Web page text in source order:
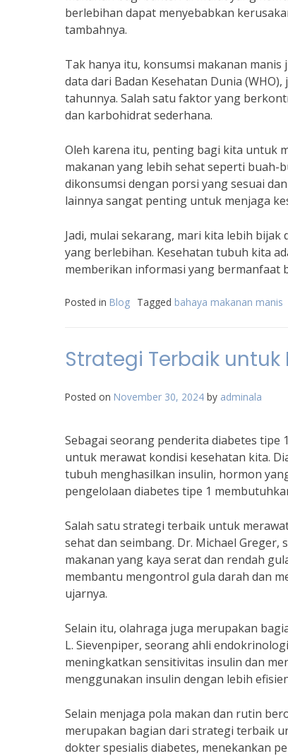
berlebihan dapat menyebabkan
tambahnya.
Tak hanya itu, konsumsi makanan
data dari Badan Kesehatan Dunia
tahunnya. Salah satu faktor yang
dan karbohidrat sederhana.
Oleh karena itu, penting bagi kita untuk
makanan yang lebih sehat seperti buah-
dikonsumsi dengan porsi yang sesuai
lainnya sangat penting untuk menjaga
Jadi, mulai sekarang, mari kita lebih
yang berlebihan. Kesehatan tubuh kita
memberikan informasi yang bermanfaat
Posted in Blog Tagged bahaya makanan manis
Strategi Terbaik untuk
Posted on November 30, 2024 by adminala
Sebagai seorang penderita diabetes
untuk merawat kondisi kesehatan kita.
tubuh menghasilkan insulin, hormon
pengelolaan diabetes tipe 1
Salah satu strategi terbaik untuk
sehat dan seimbang. Dr. Michael
makanan yang kaya serat dan rendah
membantu mengontrol gula darah dan
ujarnya.
Selain itu, olahraga juga merupakan
L. Sievenpiper, seorang ahli
meningkatkan sensitivitas insulin dan
menggunakan insulin dengan lebih
Selain menjaga pola makan dan rutin
merupakan bagian dari strategi terbaik
dokter spesialis diabetes, menekankan